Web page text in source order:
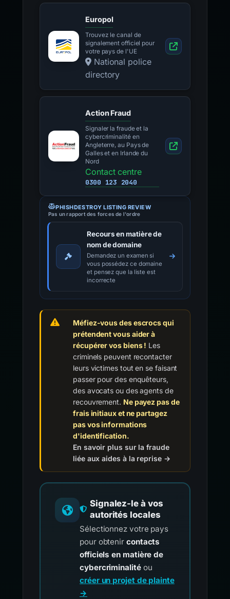
Europol
Trouvez le canal de
signalement officiel pour
votre pays de l'UE
National police
directory
Action Fraud
Signaler la fraude et la
cybercriminalité en
Angleterre, au Pays de
Galles et en Irlande du
Nord
Contact centre
0300 123 2040
PHISHDESTROY LISTING REVIEW
Pas un rapport des forces de l'ordre
Recours en matière de
nom de domaine
Demandez un examen si
vous possédez ce domaine
et pensez que la liste est
incorrecte
Méfiez-vous des escrocs qui
prétendent vous aider à
récupérer vos biens ! Les
criminels peuvent recontacter
leurs victimes tout en se faisant
passer pour des enquêteurs,
des avocats ou des agents de
recouvrement. Ne payez pas de
frais initiaux et ne partagez
pas vos informations
d'identification.
En savoir plus sur la fraude
liée aux aides à la reprise →
Signalez-le à vos
autorités locales
Sélectionnez votre pays
pour obtenir contacts
officiels en matière de
cybercriminalitéou
créer un projet de plainte
→